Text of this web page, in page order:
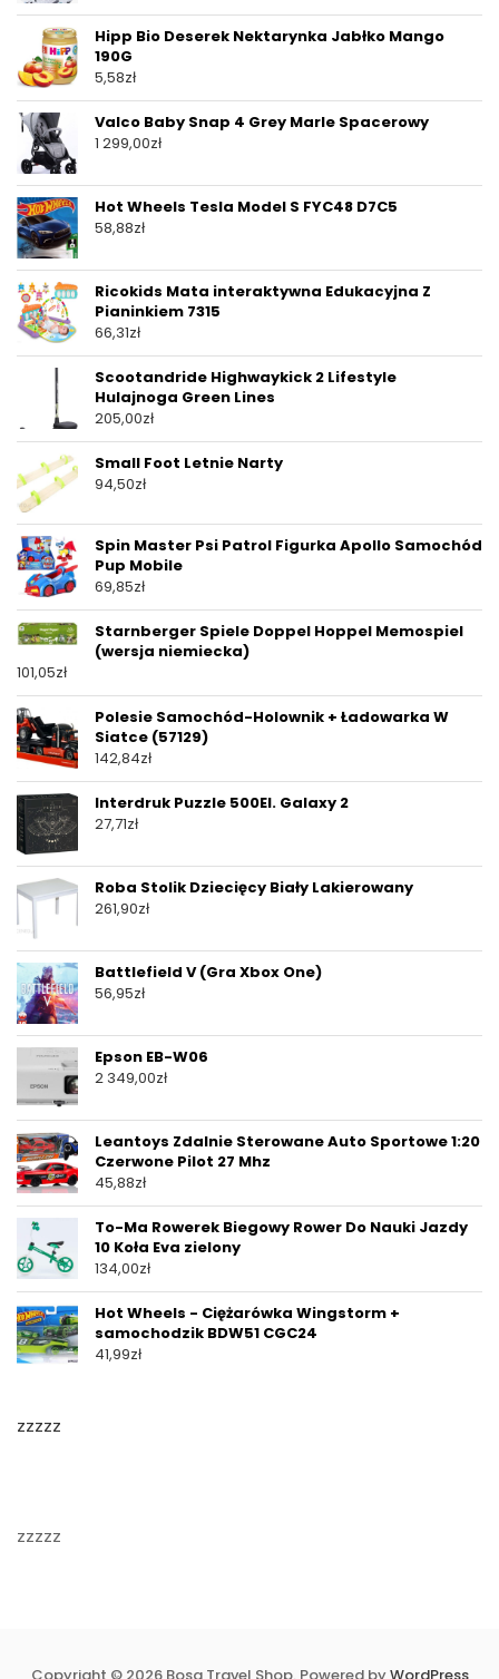
Hipp Bio Deserek Nektarynka Jabłko Mango
190G
5,58zł
Valco Baby Snap 4 Grey Marle Spacerowy
1 299,00zł
Hot Wheels Tesla Model S FYC48 D7C5
58,88zł
Ricokids Mata interaktywna Edukacyjna Z
Pianinkiem 7315
66,31zł
Scootandride Highwaykick 2 Lifestyle
Hulajnoga Green Lines
205,00zł
Small Foot Letnie Narty
94,50zł
Spin Master Psi Patrol Figurka Apollo Samochód
Pup Mobile
69,85zł
Starnberger Spiele Doppel Hoppel Memospiel
(wersja niemiecka)
101,05zł
Polesie Samochód-Holownik + Ładowarka W
Siatce (57129)
142,84zł
Interdruk Puzzle 500El. Galaxy 2
27,71zł
Roba Stolik Dziecięcy Biały Lakierowany
261,90zł
Battlefield V (Gra Xbox One)
56,95zł
Epson EB-W06
2 349,00zł
Leantoys Zdalnie Sterowane Auto Sportowe 1:20
Czerwone Pilot 27 Mhz
45,88zł
To-Ma Rowerek Biegowy Rower Do Nauki Jazdy
10 Koła Eva zielony
134,00zł
Hot Wheels - Ciężarówka Wingstorm +
samochodzik BDW51 CGC24
41,99zł
zzzzz
zzzzz